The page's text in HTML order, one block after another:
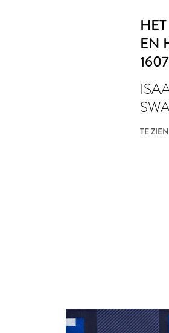
EN
TE